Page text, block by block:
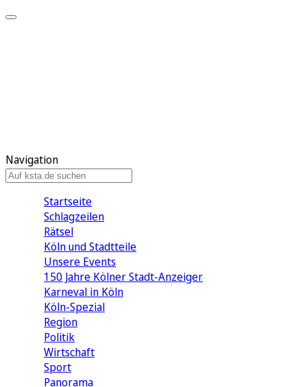
Navigation
Startseite
Schlagzeilen
Rätsel
Köln und Stadtteile
Unsere Events
150 Jahre Kölner Stadt-Anzeiger
Karneval in Köln
Köln-Spezial
Region
Politik
Wirtschaft
Sport
Panorama